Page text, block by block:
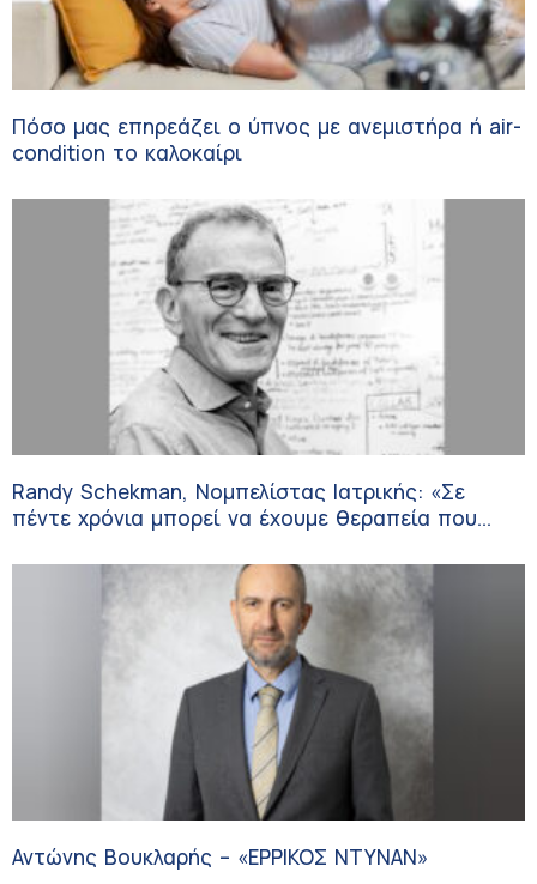
Πόσο μας επηρεάζει ο ύπνος με ανεμιστήρα ή air-
condition το καλοκαίρι
Randy Schekman, Νομπελίστας Ιατρικής: «Σε
πέντε χρόνια μπορεί να έχουμε θεραπεία που
Αντώνης Βουκλαρής – «ΕΡΡΙΚΟΣ ΝΤΥΝΑΝ»